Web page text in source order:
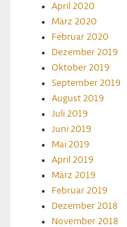
April 2020
März 2020
Februar 2020
Dezember 2019
Oktober 2019
September 2019
August 2019
Juli 2019
Juni 2019
Mai 2019
April 2019
März 2019
Februar 2019
Dezember 2018
November 2018